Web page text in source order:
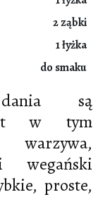
2 ząbki
1 łyżka
do smaku
dania są
w tym
wegański
proste,